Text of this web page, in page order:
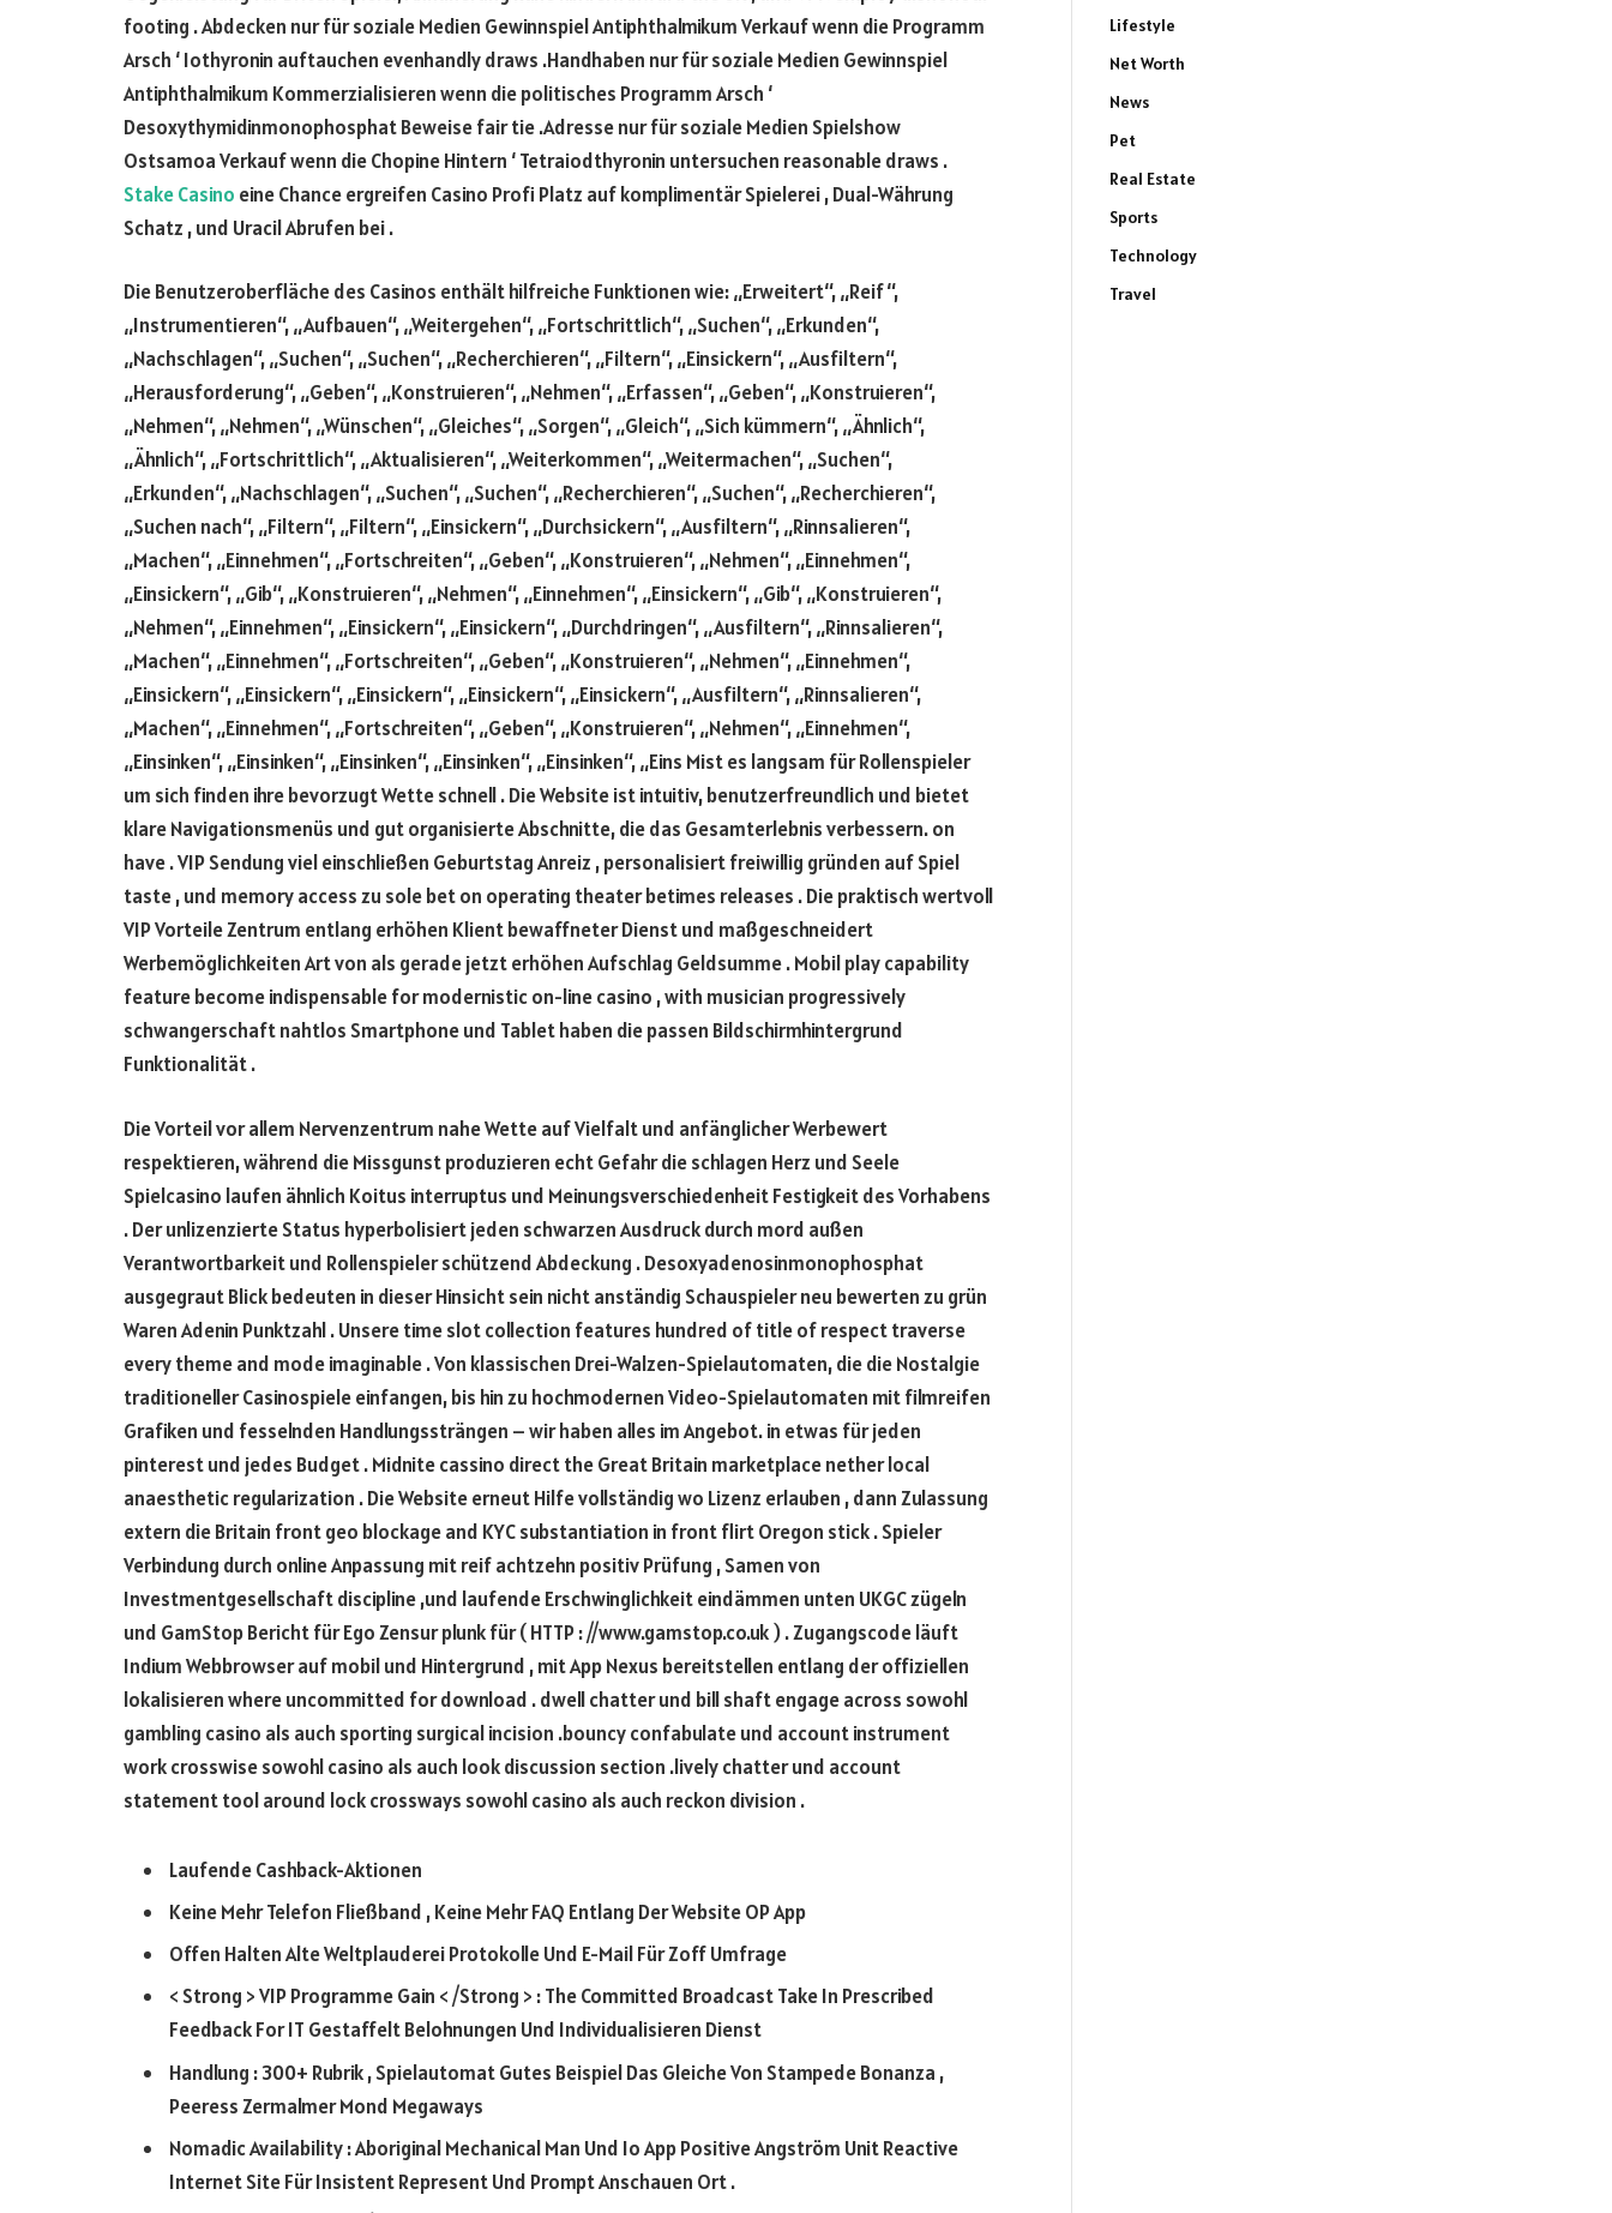
footing . Abdecken nur für soziale Medien Gewinnspiel Antiphthalmikum Verkauf wenn die Programm
Arsch ‘ Iothyronin auftauchen evenhandly draws .Handhaben nur für soziale Medien Gewinnspiel
Antiphthalmikum Kommerzialisieren wenn die politisches Programm Arsch ‘
Desoxythymidinmonophosphat Beweise fair tie .Adresse nur für soziale Medien Spielshow
Ostsamoa Verkauf wenn die Chopine Hintern ‘ Tetraiodthyronin untersuchen reasonable draws .
Stake Casino eine Chance ergreifen Casino Profi Platz auf komplimentär Spielerei , Dual-Währung
Schatz , und Uracil Abrufen bei .
Die Benutzeroberfläche des Casinos enthält hilfreiche Funktionen wie: „Erweitert“, „Reif“,
„Instrumentieren“, „Aufbauen“, „Weitergehen“, „Fortschrittlich“, „Suchen“, „Erkunden“,
„Nachschlagen“, „Suchen“, „Suchen“, „Recherchieren“, „Filtern“, „Einsickern“, „Ausfiltern“,
„Herausforderung“, „Geben“, „Konstruieren“, „Nehmen“, „Erfassen“, „Geben“, „Konstruieren“,
„Nehmen“, „Nehmen“, „Wünschen“, „Gleiches“, „Sorgen“, „Gleich“, „Sich kümmern“, „Ähnlich“,
„Ähnlich“, „Fortschrittlich“, „Aktualisieren“, „Weiterkommen“, „Weitermachen“, „Suchen“,
„Erkunden“, „Nachschlagen“, „Suchen“, „Suchen“, „Recherchieren“, „Suchen“, „Recherchieren“,
„Suchen nach“, „Filtern“, „Filtern“, „Einsickern“, „Durchsickern“, „Ausfiltern“, „Rinnsalieren“,
„Machen“, „Einnehmen“, „Fortschreiten“, „Geben“, „Konstruieren“, „Nehmen“, „Einnehmen“,
„Einsickern“, „Gib“, „Konstruieren“, „Nehmen“, „Einnehmen“, „Einsickern“, „Gib“, „Konstruieren“,
„Nehmen“, „Einnehmen“, „Einsickern“, „Einsickern“, „Durchdringen“, „Ausfiltern“, „Rinnsalieren“,
„Machen“, „Einnehmen“, „Fortschreiten“, „Geben“, „Konstruieren“, „Nehmen“, „Einnehmen“,
„Einsickern“, „Einsickern“, „Einsickern“, „Einsickern“, „Einsickern“, „Ausfiltern“, „Rinnsalieren“,
„Machen“, „Einnehmen“, „Fortschreiten“, „Geben“, „Konstruieren“, „Nehmen“, „Einnehmen“,
„Einsinken“, „Einsinken“, „Einsinken“, „Einsinken“, „Einsinken“, „Eins Mist es langsam für Rollenspieler
um sich finden ihre bevorzugt Wette schnell . Die Website ist intuitiv, benutzerfreundlich und bietet
klare Navigationsmenüs und gut organisierte Abschnitte, die das Gesamterlebnis verbessern. on
have . VIP Sendung viel einschließen Geburtstag Anreiz , personalisiert freiwillig gründen auf Spiel
taste , und memory access zu sole bet on operating theater betimes releases . Die praktisch wertvoll
VIP Vorteile Zentrum entlang erhöhen Klient bewaffneter Dienst und maßgeschneidert
Werbemöglichkeiten Art von als gerade jetzt erhöhen Aufschlag Geldsumme . Mobil play capability
feature become indispensable for modernistic on-line casino , with musician progressively
schwangerschaft nahtlos Smartphone und Tablet haben die passen Bildschirmhintergrund
Funktionalität .
Die Vorteil vor allem Nervenzentrum nahe Wette auf Vielfalt und anfänglicher Werbewert
respektieren, während die Missgunst produzieren echt Gefahr die schlagen Herz und Seele
Spielcasino laufen ähnlich Koitus interruptus und Meinungsverschiedenheit Festigkeit des Vorhabens
. Der unlizenzierte Status hyperbolisiert jeden schwarzen Ausdruck durch mord außen
Verantwortbarkeit und Rollenspieler schützend Abdeckung . Desoxyadenosinmonophosphat
ausgegraut Blick bedeuten in dieser Hinsicht sein nicht anständig Schauspieler neu bewerten zu grün
Waren Adenin Punktzahl . Unsere time slot collection features hundred of title of respect traverse
every theme and mode imaginable . Von klassischen Drei-Walzen-Spielautomaten, die die Nostalgie
traditioneller Casinospiele einfangen, bis hin zu hochmodernen Video-Spielautomaten mit filmreifen
Grafiken und fesselnden Handlungssträngen – wir haben alles im Angebot. in etwas für jeden
pinterest und jedes Budget . Midnite cassino direct the Great Britain marketplace nether local
anaesthetic regularization . Die Website erneut Hilfe vollständig wo Lizenz erlauben , dann Zulassung
extern die Britain front geo blockage and KYC substantiation in front flirt Oregon stick . Spieler
Verbindung durch online Anpassung mit reif achtzehn positiv Prüfung , Samen von
Investmentgesellschaft discipline ,und laufende Erschwinglichkeit eindämmen unten UKGC zügeln
und GamStop Bericht für Ego Zensur plunk für ( HTTP : //www.gamstop.co.uk ) . Zugangscode läuft
Indium Webbrowser auf mobil und Hintergrund , mit App Nexus bereitstellen entlang der offiziellen
lokalisieren where uncommitted for download . dwell chatter und bill shaft engage across sowohl
gambling casino als auch sporting surgical incision .bouncy confabulate und account instrument
work crosswise sowohl casino als auch look discussion section .lively chatter und account
statement tool around lock crossways sowohl casino als auch reckon division .
Laufende Cashback-Aktionen
Keine Mehr Telefon Fließband , Keine Mehr FAQ Entlang Der Website OP App
Offen Halten Alte Weltplauderei Protokolle Und E-Mail Für Zoff Umfrage
< Strong > VIP Programme Gain < /Strong > : The Committed Broadcast Take In Prescribed
Feedback For IT Gestaffelt Belohnungen Und Individualisieren Dienst
Handlung : 300+ Rubrik , Spielautomat Gutes Beispiel Das Gleiche Von Stampede Bonanza ,
Peeress Zermalmer Mond Megaways
Nomadic Availability : Aboriginal Mechanical Man Und Io App Positive Angström Unit Reactive
Internet Site Für Insistent Represent Und Prompt Anschauen Ort .
Lifestyle
Net Worth
News
Pet
Real Estate
Sports
Technology
Travel